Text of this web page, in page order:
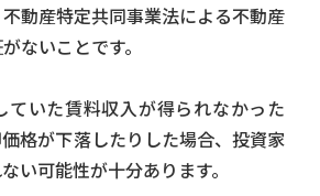
動産特定共同事業法による不動産
ないことです。
ていた賃料収入が得られなかった
格が下落したりした場合、投資家
い可能性が十分あります。